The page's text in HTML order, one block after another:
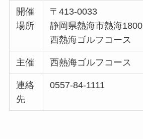
開催
場所
〒413-0033
静岡県熱海市熱海1800
西熱海ゴルフコース
主催 西熱海ゴルフコース
連絡
先
0557-84-1111